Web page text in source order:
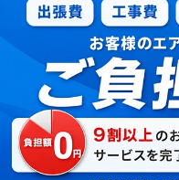
最短即日
受付：24時間
LINEやメ
メールで回収依